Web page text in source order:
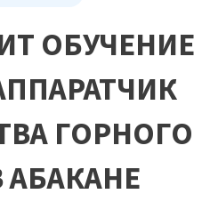
ОБУЧЕНИЕ
ГОРНОГО
АБАКАНЕ